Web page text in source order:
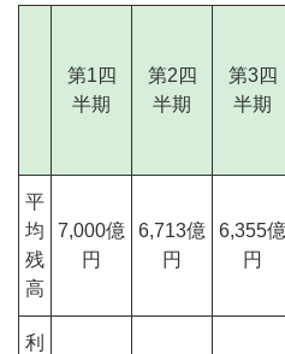
第1四
半期
第2四
半期
第3四
半期
平
均
残
高
7,000億
円
6,713億
円
6,355億
円
利